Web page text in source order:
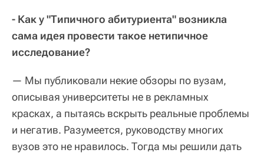
- Как у "Типичного абитуриента" возникла
сама идея провести такое нетипичное
исследование?
— Мы публиковали некие обзоры по вузам,
описывая университеты не в рекламных
красках, а пытаясь вскрыть реальные проблемы
и негатив. Разумеется, руководству многих
вузов это не нравилось. Тогда мы решили дать